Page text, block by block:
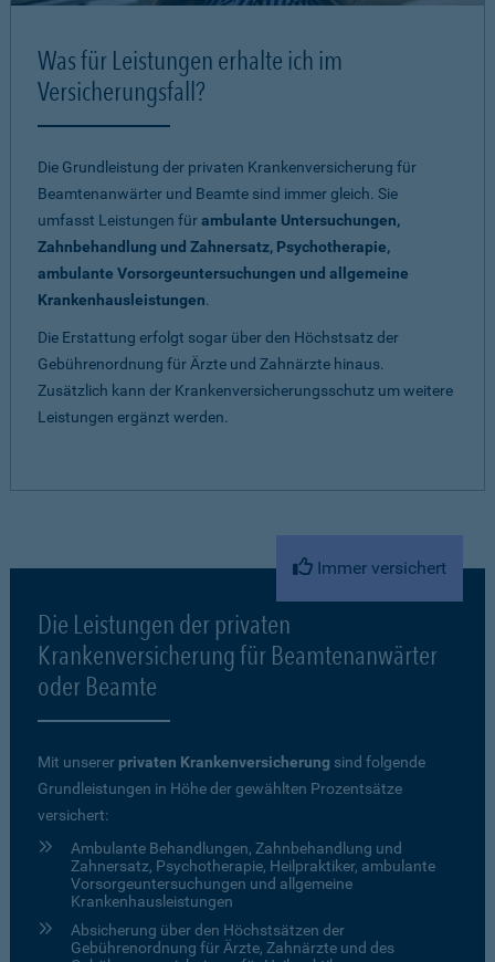
Was für Leistungen erhalte ich im
Versicherungsfall?
Die Grundleistung der privaten Krankenversicherung für
Beamtenanwärter und Beamte sind immer gleich. Sie
umfasst Leistungen fürambulante Untersuchungen,
Zahnbehandlung und Zahnersatz, Psychotherapie,
ambulante Vorsorgeuntersuchungen und allgemeine
Krankenhausleistungen.
Die Erstattung erfolgt sogar über den Höchstsatz der
Gebührenordnung für Ärzte und Zahnärzte hinaus.
Zusätzlich kann der Krankenversicherungsschutz um weitere
Leistungen ergänzt werden.
Immer versichert
Die Leistungen der privaten
Krankenversicherung für Beamtenanwärter
oder Beamte
Mit unserer privaten Krankenversicherung sind folgende
Grundleistungen in Höhe der gewählten Prozentsätze
versichert:
Ambulante Behandlungen, Zahnbehandlung und
Zahnersatz, Psychotherapie, Heilpraktiker, ambulante
Vorsorgeuntersuchungen und allgemeine
Krankenhausleistungen
Absicherung über den Höchstsätzen der
Gebührenordnung für Ärzte, Zahnärzte und des